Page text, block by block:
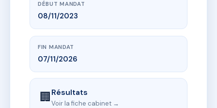
DÉBUT MANDAT
08/11/2023
FIN MANDAT
07/11/2026
🏢Résultats
Voir la fiche cabinet →